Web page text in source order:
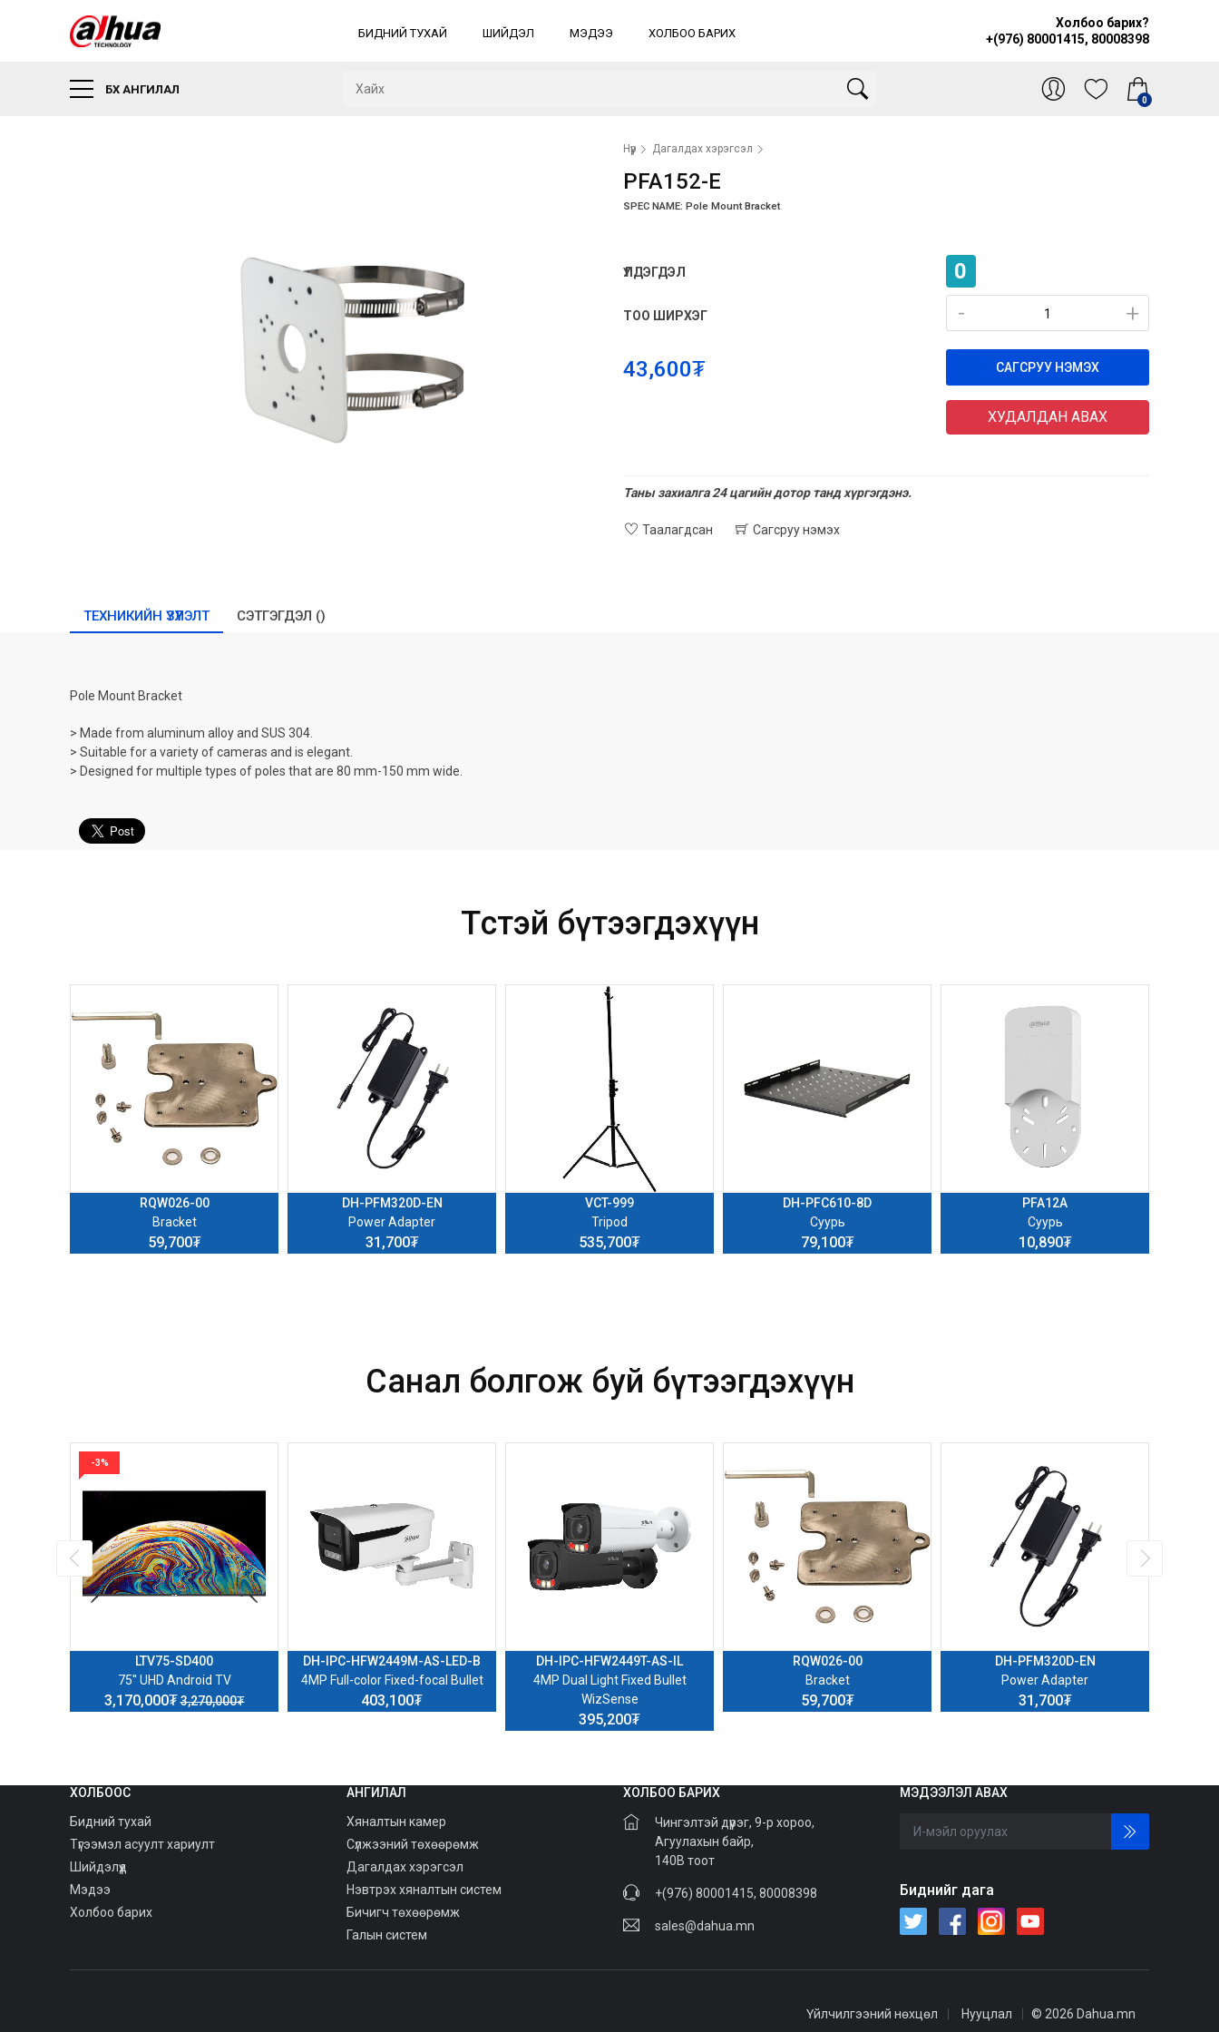
БИДНИЙ ТУХАЙ ШИЙДЭЛ МЭДЭЭ ХОЛБОО БАРИХ
Холбоо барих?
+(976) 80001415, 80008398
БҮХ АНГИЛАЛ
0
Нүүр Дагалдах хэрэгсэл
PFA152-E
SPEC NAME: Pole Mount Bracket
ҮЛДЭГДЭЛ 0
ТОО ШИРХЭГ +
- +
-
43,600₮ САГСРУУ НЭМЭХ
ХУДАЛДАН АВАХ
Таны захиалга 24 цагийн дотор танд хүргэгдэнэ.
Таалагдсан Сагсруу нэмэх
ТЕХНИКИЙН ҮЗҮҮЛЭЛТ СЭТГЭГДЭЛ ()
Pole Mount Bracket
> Made from aluminum alloy and SUS 304.
> Suitable for a variety of cameras and is elegant.
> Designed for multiple types of poles that are 80 mm-150 mm wide.
Төстэй бүтээгдэхүүн
RQW026-00
Bracket
59,700₮
DH-PFM320D-EN
Power Adapter
31,700₮
VCT-999
Tripod
535,700₮
DH-PFC610-8D
Суурь
79,100₮
PFA12A
Суурь
10,890₮
Санал болгож буй бүтээгдэхүүн
-3%
LTV75-SD400
75'' UHD Android TV
3,170,000₮3,270,000₮
DH-IPC-HFW2449M-AS-LED-B
4MP Full-color Fixed-focal Bullet
403,100₮
DH-IPC-HFW2449T-AS-IL
4MP Dual Light Fixed Bullet
WizSense
395,200₮
RQW026-00
Bracket
59,700₮
DH-PFM320D-EN
Power Adapter
31,700₮
ХОЛБООС
Бидний тухай
Түгээмэл асуулт хариулт
Шийдэлүүд
Мэдээ
Холбоо барих
АНГИЛАЛ
Хяналтын камер
Сүлжээний төхөөрөмж
Дагалдах хэрэгсэл
Нэвтрэх хяналтын систем
Бичигч төхөөрөмж
Галын систем
ХОЛБОО БАРИХ
Чингэлтэй дүүрэг, 9-р хороо,
Агуулахын байр,
140В тоот
+(976) 80001415, 80008398
sales@dahua.mn
МЭДЭЭЛЭЛ АВАХ
Биднийг дага
Үйлчилгээний нөхцөл Нууцлал © 2026 Dahua.mn